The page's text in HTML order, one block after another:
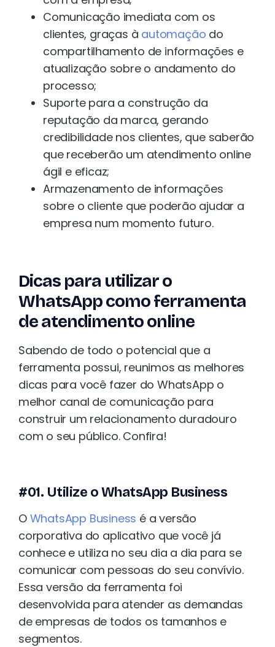
Comunicação imediata com os
clientes, graças à automação do
compartilhamento de informações e
atualização sobre o andamento do
processo;
Suporte para a construção da
reputação da marca, gerando
credibilidade nos clientes, que saberão
que receberão um atendimento online
ágil e eficaz;
Armazenamento de informações
sobre o cliente que poderão ajudar a
empresa num momento futuro.
Dicas para utilizar o
WhatsApp como ferramenta
de atendimento online
Sabendo de todo o potencial que a
ferramenta possui, reunimos as melhores
dicas para você fazer do WhatsApp o
melhor canal de comunicação para
construir um relacionamento duradouro
com o seu público. Confira!
#01. Utilize o WhatsApp Business
O WhatsApp Business é a versão
corporativa do aplicativo que você já
conhece e utiliza no seu dia a dia para se
comunicar com pessoas do seu convívio.
Essa versão da ferramenta foi
desenvolvida para atender as demandas
de empresas de todos os tamanhos e
segmentos.